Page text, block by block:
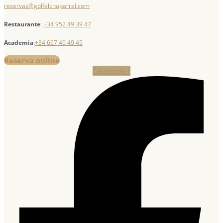
reservas@golfelchaparral.com
Restaurante:+34 952 49 39 47
Academia:+34 667 40 49 45
Reserva online